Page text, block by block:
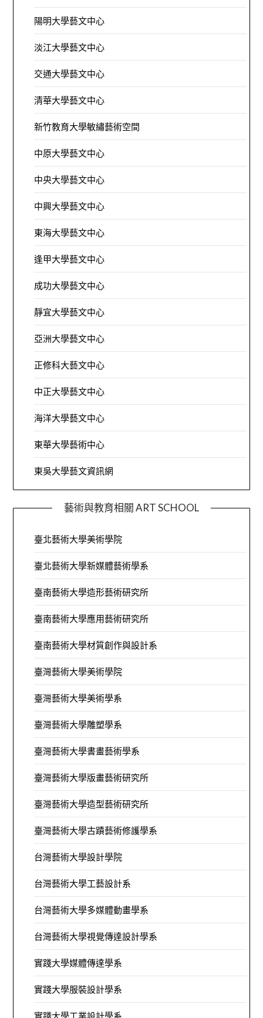
陽明大學藝文中心
淡江大學藝文中心
交通大學藝文中心
清華大學藝文中心
新竹教育大學敏繡藝術空間
中原大學藝文中心
中央大學藝文中心
中興大學藝文中心
東海大學藝文中心
逢甲大學藝文中心
成功大學藝文中心
靜宜大學藝文中心
亞洲大學藝文中心
正修科大藝文中心
中正大學藝文中心
海洋大學藝文中心
東華大學藝術中心
東吳大學藝文資訊網
藝術與教育相關 ART SCHOOL
臺北藝術大學美術學院
臺北藝術大學新媒體藝術學系
臺南藝術大學造形藝術研究所
臺南藝術大學應用藝術研究所
臺南藝術大學材質創作與設計系
臺灣藝術大學美術學院
臺灣藝術大學美術學系
臺灣藝術大學雕塑學系
臺灣藝術大學書畫藝術學系
臺灣藝術大學版畫藝術研究所
臺灣藝術大學造型藝術研究所
臺灣藝術大學古蹟藝術修護學系
台灣藝術大學設計學院
台灣藝術大學工藝設計系
台灣藝術大學多媒體動畫學系
台灣藝術大學視覺傳達設計學系
實踐大學媒體傳達學系
實踐大學服裝設計學系